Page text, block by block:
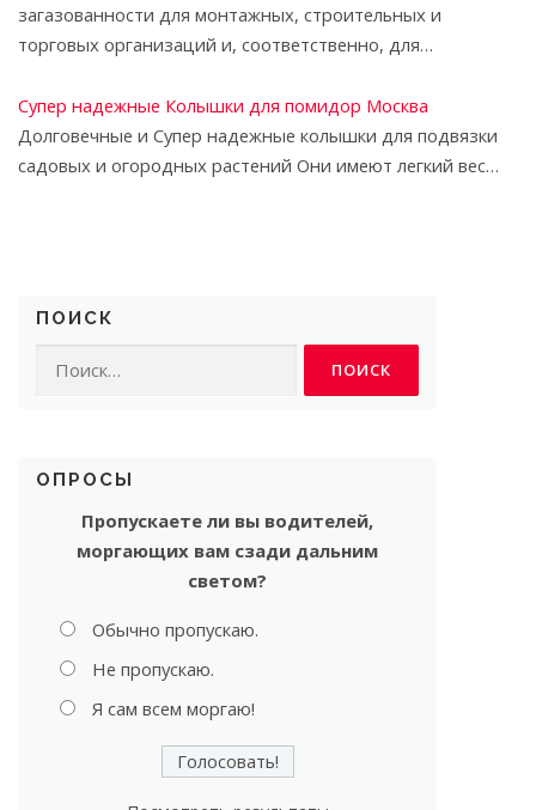
загазованности для монтажных, строительных и
торговых организаций и, соответственно, для…
Супер надежные Колышки для помидор Москва
Долговечные и Супер надежные колышки для подвязки
садовых и огородных растений Они имеют легкий вес…
ПОИСК
ОПРОСЫ
Пропускаете ли вы водителей,
моргающих вам сзади дальним
светом?
Обычно пропускаю.
Не пропускаю.
Я сам всем моргаю!